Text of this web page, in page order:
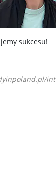
sukcesu!